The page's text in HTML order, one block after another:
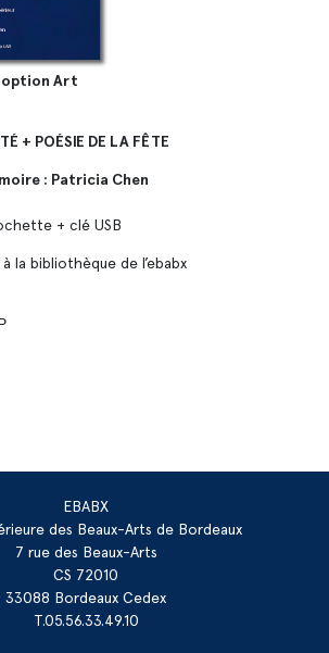
option Art
+ POÉSIE DE LA FÊTE
: Patricia Chen
+ clé USB
la bibliothèque de l’ebabx
EBABX
des Beaux-Arts de Bordeaux
7 rue des Beaux-Arts
CS 72010
33088 Bordeaux Cedex
T.05.56.33.49.10